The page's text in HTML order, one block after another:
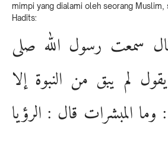
mimpi yang dialami oleh seorang Muslim,
Hadits:
سمعت رسول الله صلى
لم يبق من النبوة إلا
المبشرات قال : الرؤيا